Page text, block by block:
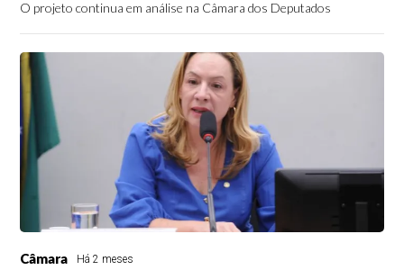
O projeto continua em análise na Câmara dos Deputados
Câmara Há 2 meses